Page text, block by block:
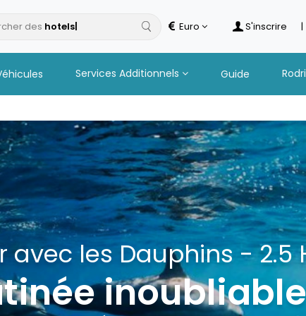
des Euro S'inscrire |
Services Additionnels Guide
à Îlot Gabriel
Boissons